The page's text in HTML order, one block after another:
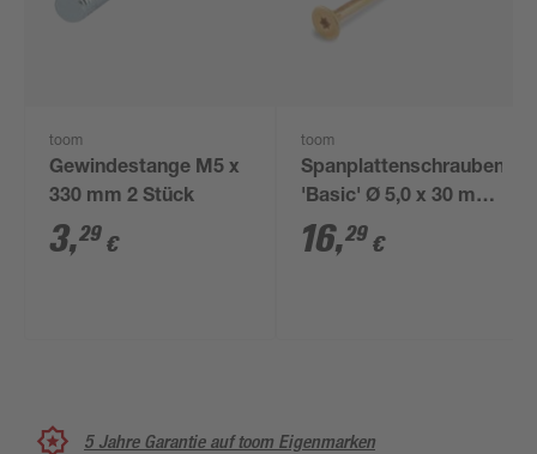
toom
Gewindestange M5 x
330 mm 2 Stück
3,29 €
toom
Spanplattenschrauben
'Basic' Ø 5,0 x 30 mm
TX25 200 Stück
16,29 €
5 Jahre Garantie auf toom Eigenmarken